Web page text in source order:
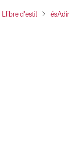
Llibre d'estil ésAdir